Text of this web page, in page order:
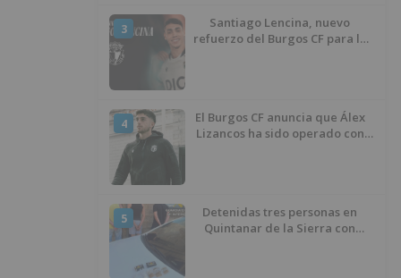
3
Santiago Lencina, nuevo
refuerzo del Burgos CF para la
4
El Burgos CF anuncia que Álex
Lizancos ha sido operado con
5
Detenidas tres personas en
Quintanar de la Sierra con